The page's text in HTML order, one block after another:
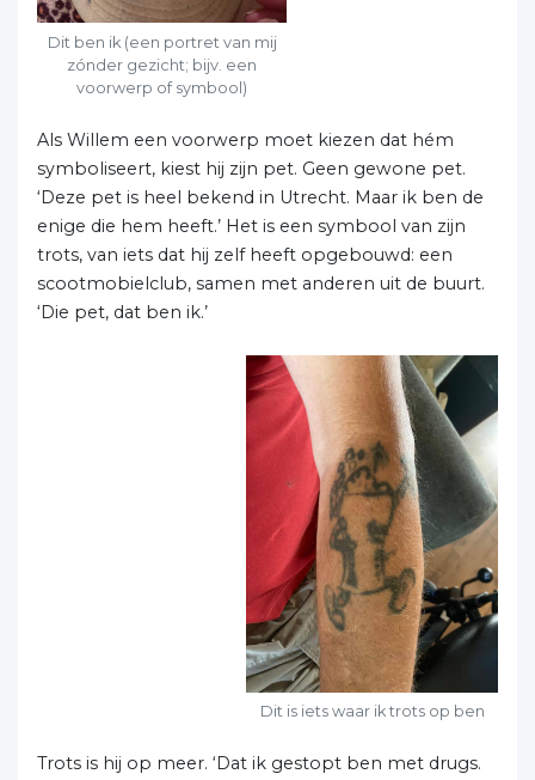
Dit ben ik (een portret van mij
zónder gezicht; bijv. een
voorwerp of symbool)
Als Willem een voorwerp moet kiezen dat hém
symboliseert, kiest hij zijn pet. Geen gewone pet.
‘Deze pet is heel bekend in Utrecht. Maar ik ben de
enige die hem heeft.’ Het is een symbool van zijn
trots, van iets dat hij zelf heeft opgebouwd: een
scootmobielclub, samen met anderen uit de buurt.
‘Die pet, dat ben ik.’
Dit is iets waar ik trots op ben
Trots is hij op meer. ‘Dat ik gestopt ben met drugs.